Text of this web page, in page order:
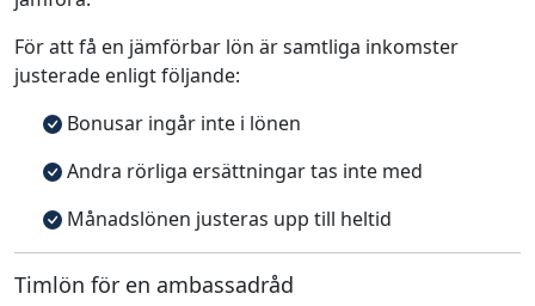
För att få en jämförbar lön är samtliga inkomster
justerade enligt följande:
Bonusar ingår inte i lönen
Andra rörliga ersättningar tas inte med
Månadslönen justeras upp till heltid
Timlön för en ambassadråd